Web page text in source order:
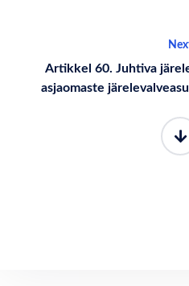
Artikkel 60. Juhtiva
asjaomaste